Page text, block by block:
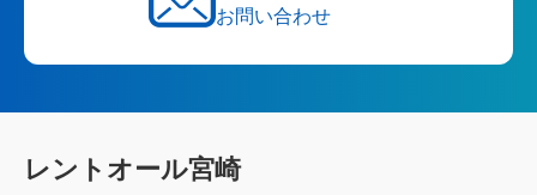
お問い合わせ
レントオール宮崎